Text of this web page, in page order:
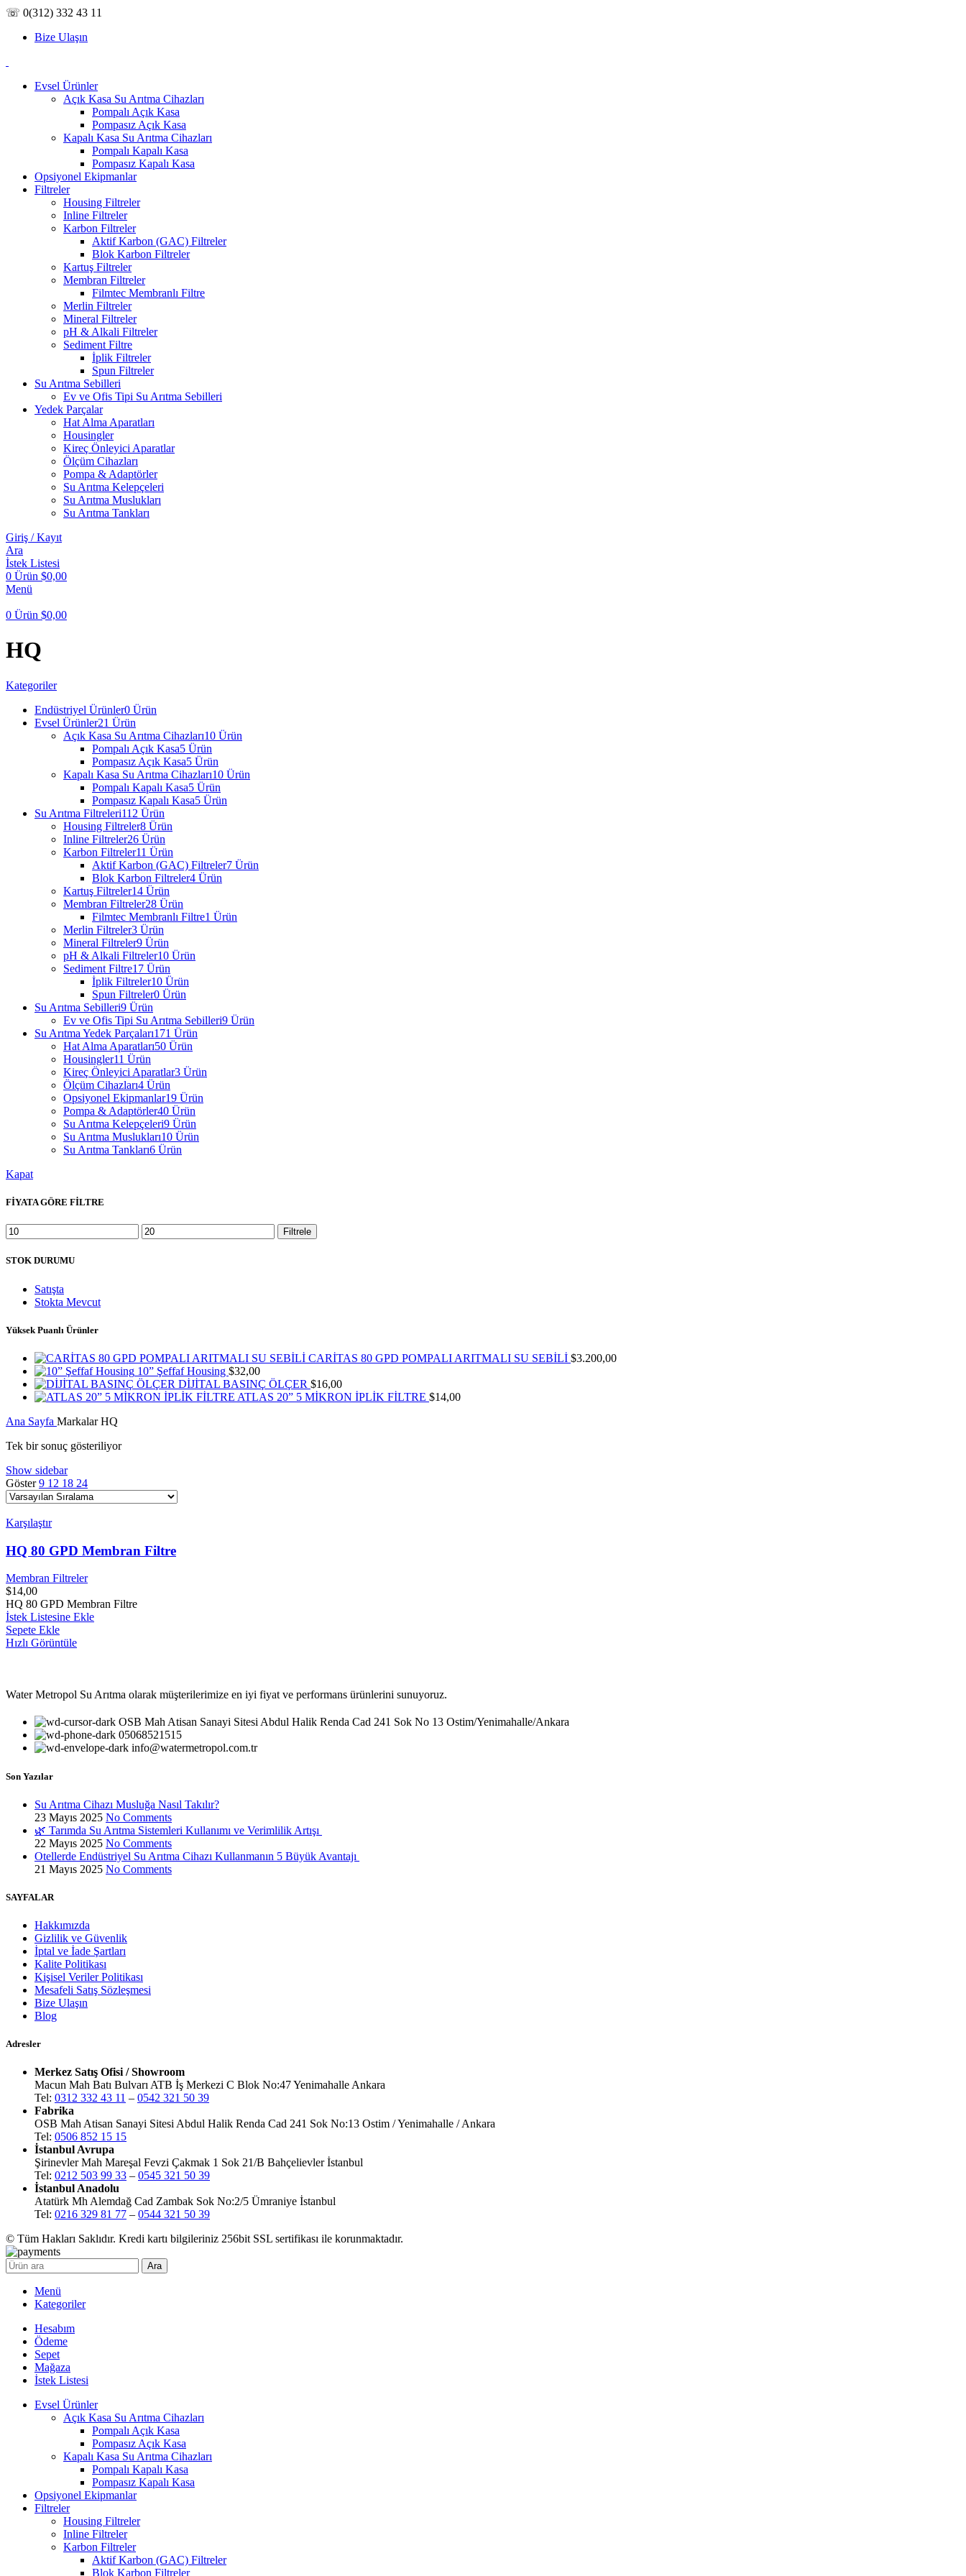
☏ 0(312) 332 43 11
Bize Ulaşın
Evsel Ürünler
Açık Kasa Su Arıtma Cihazları
Pompalı Açık Kasa
Pompasız Açık Kasa
Kapalı Kasa Su Arıtma Cihazları
Pompalı Kapalı Kasa
Pompasız Kapalı Kasa
Opsiyonel Ekipmanlar
Filtreler
Housing Filtreler
Inline Filtreler
Karbon Filtreler
Aktif Karbon (GAC) Filtreler
Blok Karbon Filtreler
Kartuş Filtreler
Membran Filtreler
Filmtec Membranlı Filtre
Merlin Filtreler
Mineral Filtreler
pH & Alkali Filtreler
Sediment Filtre
İplik Filtreler
Spun Filtreler
Su Arıtma Sebilleri
Ev ve Ofis Tipi Su Arıtma Sebilleri
Yedek Parçalar
Hat Alma Aparatları
Housingler
Kireç Önleyici Aparatlar
Ölçüm Cihazları
Pompa & Adaptörler
Su Arıtma Kelepçeleri
Su Arıtma Muslukları
Su Arıtma Tankları
Giriş / Kayıt
Ara
İstek Listesi
0 Ürün $0,00
Menü
0 Ürün $0,00
HQ
Kategoriler
Endüstriyel Ürünler0 Ürün
Evsel Ürünler21 Ürün
Açık Kasa Su Arıtma Cihazları10 Ürün
Pompalı Açık Kasa5 Ürün
Pompasız Açık Kasa5 Ürün
Kapalı Kasa Su Arıtma Cihazları10 Ürün
Pompalı Kapalı Kasa5 Ürün
Pompasız Kapalı Kasa5 Ürün
Su Arıtma Filtreleri112 Ürün
Housing Filtreler8 Ürün
Inline Filtreler26 Ürün
Karbon Filtreler11 Ürün
Aktif Karbon (GAC) Filtreler7 Ürün
Blok Karbon Filtreler4 Ürün
Kartuş Filtreler14 Ürün
Membran Filtreler28 Ürün
Filmtec Membranlı Filtre1 Ürün
Merlin Filtreler3 Ürün
Mineral Filtreler9 Ürün
pH & Alkali Filtreler10 Ürün
Sediment Filtre17 Ürün
İplik Filtreler10 Ürün
Spun Filtreler0 Ürün
Su Arıtma Sebilleri9 Ürün
Ev ve Ofis Tipi Su Arıtma Sebilleri9 Ürün
Su Arıtma Yedek Parçaları171 Ürün
Hat Alma Aparatları50 Ürün
Housingler11 Ürün
Kireç Önleyici Aparatlar3 Ürün
Ölçüm Cihazları4 Ürün
Opsiyonel Ekipmanlar19 Ürün
Pompa & Adaptörler40 Ürün
Su Arıtma Kelepçeleri9 Ürün
Su Arıtma Muslukları10 Ürün
Su Arıtma Tankları6 Ürün
Kapat
FİYATA GÖRE FİLTRE
En
düşük
fiyat
En
yüksek
Filtrele
STOK DURUMU
Satışta
Stokta Mevcut
Yüksek Puanlı Ürünler
CARİTAS 80 GPD POMPALI ARITMALI SU SEBİLİ $3.200,00
10” Şeffaf Housing $32,00
DİJİTAL BASINÇ ÖLÇER $16,00
ATLAS 20” 5 MİKRON İPLİK FİLTRE $14,00
Ana Sayfa MarkalarHQ
Tek bir sonuç gösteriliyor
Show sidebar
Göster9 12 18 24
Karşılaştır
HQ 80 GPD Membran Filtre
Membran Filtreler
$14,00
HQ 80 GPD Membran Filtre
İstek Listesine Ekle
Sepete Ekle
Hızlı Görüntüle
Water Metropol Su Arıtma olarak müşterilerimize en iyi fiyat ve performans ürünlerini sunuyoruz.
OSB Mah Atisan Sanayi Sitesi Abdul Halik Renda Cad 241 Sok No 13 Ostim/Yenimahalle/Ankara
05068521515
info@watermetropol.com.tr
Son Yazılar
Su Arıtma Cihazı Musluğa Nasıl Takılır?
23 Mayıs 2025 No Comments
🌿 Tarımda Su Arıtma Sistemleri Kullanımı ve Verimlilik Artışı
22 Mayıs 2025 No Comments
Otellerde Endüstriyel Su Arıtma Cihazı Kullanmanın 5 Büyük Avantajı
21 Mayıs 2025 No Comments
SAYFALAR
Hakkımızda
Gizlilik ve Güvenlik
İptal ve İade Şartları
Kalite Politikası
Kişisel Veriler Politikası
Mesafeli Satış Sözleşmesi
Bize Ulaşın
Blog
Adresler
Merkez Satış Ofisi / Showroom
Macun Mah Batı Bulvarı ATB İş Merkezi C Blok No:47 Yenimahalle Ankara
Tel: 0312 332 43 11 – 0542 321 50 39
Fabrika
OSB Mah Atisan Sanayi Sitesi Abdul Halik Renda Cad 241 Sok No:13 Ostim / Yenimahalle / Ankara
Tel: 0506 852 15 15
İstanbul Avrupa
Şirinevler Mah Mareşal Fevzi Çakmak 1 Sok 21/B Bahçelievler İstanbul
Tel: 0212 503 99 33 – 0545 321 50 39
İstanbul Anadolu
Atatürk Mh Alemdağ Cad Zambak Sok No:2/5 Ümraniye İstanbul
Tel: 0216 329 81 77 – 0544 321 50 39
© Tüm Hakları Saklıdır. Kredi kartı bilgileriniz 256bit SSL sertifikası ile korunmaktadır.
Ara
Menü
Kategoriler
Hesabım
Ödeme
Sepet
Mağaza
İstek Listesi
Evsel Ürünler
Açık Kasa Su Arıtma Cihazları
Pompalı Açık Kasa
Pompasız Açık Kasa
Kapalı Kasa Su Arıtma Cihazları
Pompalı Kapalı Kasa
Pompasız Kapalı Kasa
Opsiyonel Ekipmanlar
Filtreler
Housing Filtreler
Inline Filtreler
Karbon Filtreler
Aktif Karbon (GAC) Filtreler
Blok Karbon Filtreler